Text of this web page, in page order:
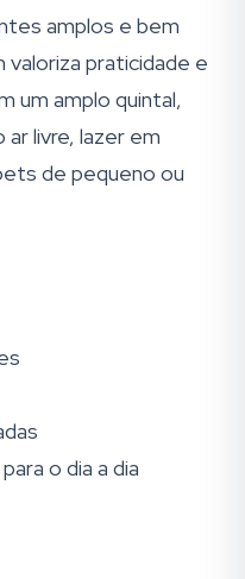
amplos e bem
valoriza praticidade e
um amplo quintal,
livre, lazer em
de pequeno ou
o dia a dia